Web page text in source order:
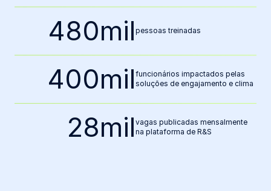
704mil pessoas treinadas
720mil funcionários impactados pelas
soluções de engajamento e clima
60mil vagas publicadas mensalmente
na plataforma de R&S